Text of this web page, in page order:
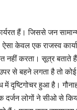
हैं। जिससे जन
केवल एक राजस्व
नहीं करता। सूत्र बताते
से बहने लगता है तो कोई
दृष्टिगोचर हुआ है।
दर्जन लोगों ने सीओ से